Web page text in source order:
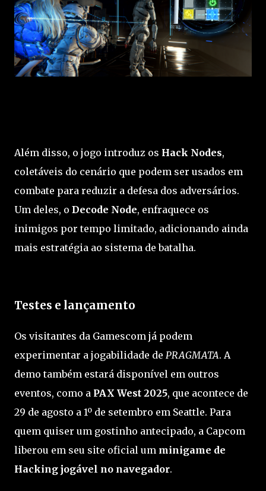
Além disso, o jogo introduz os Hack Nodes,
coletáveis do cenário que podem ser usados em
combate para reduzir a defesa dos adversários.
Um deles, o Decode Node, enfraquece os
inimigos por tempo limitado, adicionando ainda
mais estratégia ao sistema de batalha.
Testes e lançamento
Os visitantes da Gamescom já podem
experimentar a jogabilidade de PRAGMATA. A
demo também estará disponível em outros
eventos, como a PAX West 2025, que acontece de
29 de agosto a 1º de setembro em Seattle. Para
quem quiser um gostinho antecipado, a Capcom
liberou em seu site oficial um minigame de
Hacking jogável no navegador.